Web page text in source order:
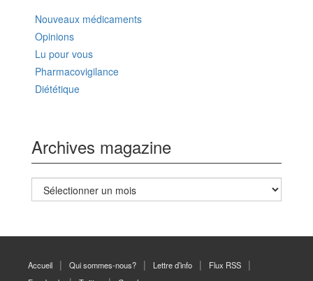
Nouveaux médicaments
Opinions
Lu pour vous
Pharmacovigilance
Diététique
Archives magazine
Archives
magazine
Accueil Qui sommes-nous? Lettre d’info
Flux RSS